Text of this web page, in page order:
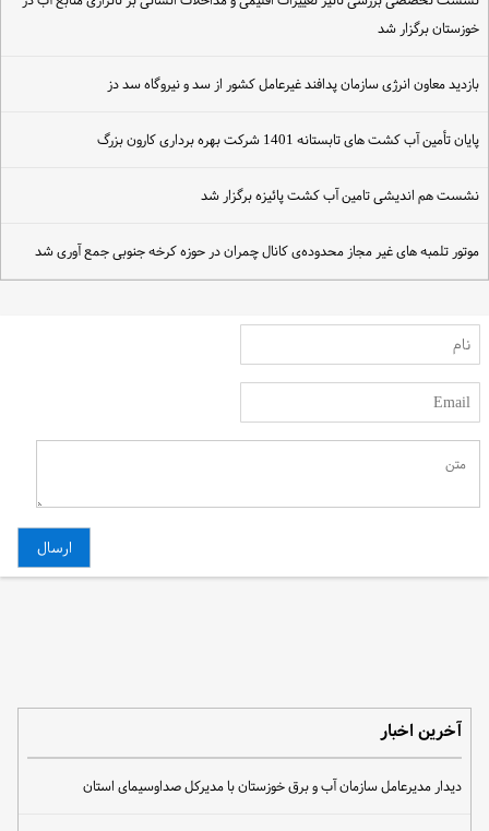
خوزستان برگزار شد
بازدید معاون انرژی سازمان پدافند غیرعامل کشور از سد و نیروگاه سد دز
پایان تأمین آب کشت های تابستانه 1401 شرکت بهره برداری کارون بزرگ
نشست هم اندیشی تامین آب کشت پائیزه برگزار شد
موتور تلمبه های غیر مجاز محدوده‌ی کانال چمران در حوزه کرخه جنوبی جمع آوری شد
آخرین اخبار
دیدار مدیرعامل سازمان آب و برق خوزستان با مدیرکل صداوسیمای استان